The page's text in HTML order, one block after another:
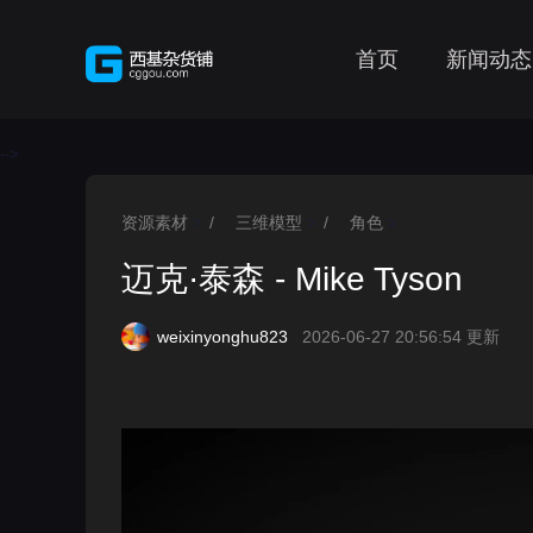
首页 新闻动态
-->
资源素材 / 三维模型 / 角色
迈克·泰森 - Mike Tyson
weixinyonghu823 2026-06-27 20:56:54 更新